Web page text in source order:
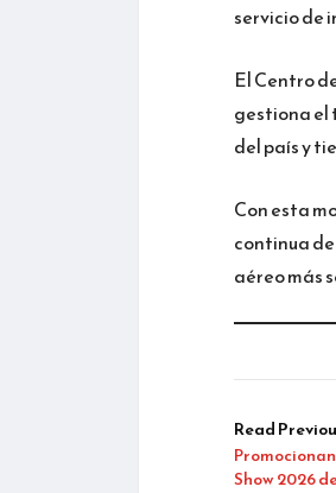
servicio de
El Centro
gestiona el
del país y
Con esta
continua
aéreo más
Read
Show 2026